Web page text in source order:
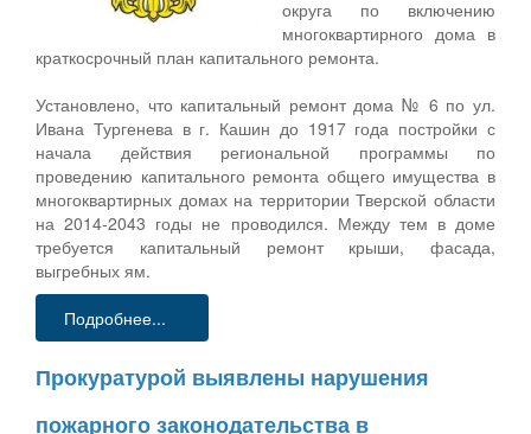
округа по включению
многоквартирного дома в
краткосрочный план капитального ремонта.
Установлено, что капитальный ремонт дома № 6 по ул.
Ивана Тургенева в г. Кашин до 1917 года постройки с
начала действия региональной программы по
проведению капитального ремонта общего имущества в
многоквартирных домах на территории Тверской области
на 2014-2043 годы не проводился. Между тем в доме
требуется капитальный ремонт крыши, фасада,
выгребных ям.
Подробнее...
Прокуратурой выявлены нарушения
пожарного законодательства в